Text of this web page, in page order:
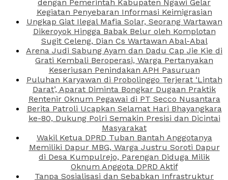
dengan Pemerintah Kabupaten Ngawi Gelar
Kegiatan Penyebaran Informasi Keimigrasian
Ungkap Giat Ilegal Mafia Solar, Seorang Wartawan
Dikeroyok Hingga Babak Belur oleh Komplotan
Sugit Celeng, Dian Cs Wartawan Abal-Abal
Arena Judi Sabung Ayam dan Dadu Cap Jie Kie di
Grati Kembali Beroperasi, Warga Pertanyakan
Keseriusan Penindakan APH Pasuruan
Puluhan Karyawan di Probolinggo Terjerat ‘Lintah
Darat’, Aparat Diminta Bongkar Dugaan Praktik
Rentenir Oknum Pegawai di PT Secco Nusantara
Berita Patroli Ucapkan Selamat Hari Bhayangkara
ke-80, Dukung Polri Semakin Presisi dan Dicintai
Masyarakat
Wakil Ketua DPRD Tuban Bantah Anggotanya
Memiliki Dapur MBG, Warga Justru Soroti Dapur
di Desa Kumpulrejo, Parengan Diduga Milik
Oknum Anggota DPRD Aktif
Tanpa Sosialisasi dan Sebabkan Infrastruktur